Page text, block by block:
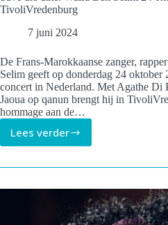
TivoliVredenburg
7 juni 2024
De Frans-Marokkaanse zanger,
Selim geeft op donderdag 24 oktober
concert in Nederland. Met Agathe Di
Jaoua op qanun brengt hij in
hommage aan de…
Lees verder
Save
date: